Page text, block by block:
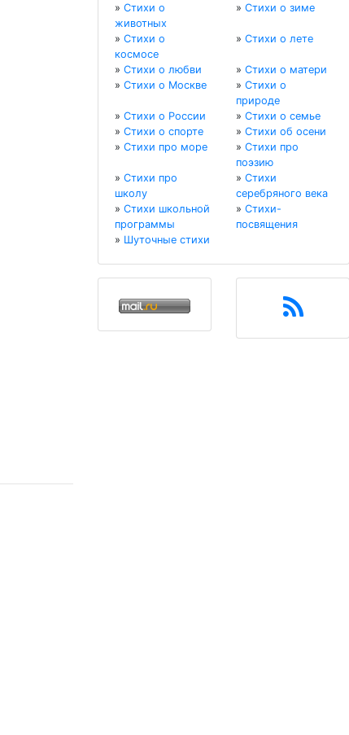
» Стихи о
животных
» Стихи о зиме
» Стихи о
космосе
» Стихи о лете
» Стихи о любви » Стихи о матери
» Стихи о Москве » Стихи о
природе
» Стихи о России » Стихи о семье
» Стихи о спорте » Стихи об осени
» Стихи про море » Стихи про
поэзию
» Стихи про
школу
» Стихи
серебряного века
» Стихи школьной
программы
» Стихи-
посвящения
» Шуточные стихи